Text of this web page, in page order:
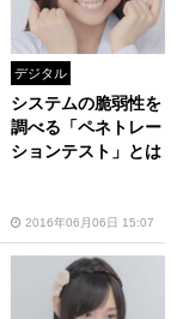
デジタル
システムの脆弱性を
調べる「ペネトレー
ションテスト」とは
2016年06月06日 15:07